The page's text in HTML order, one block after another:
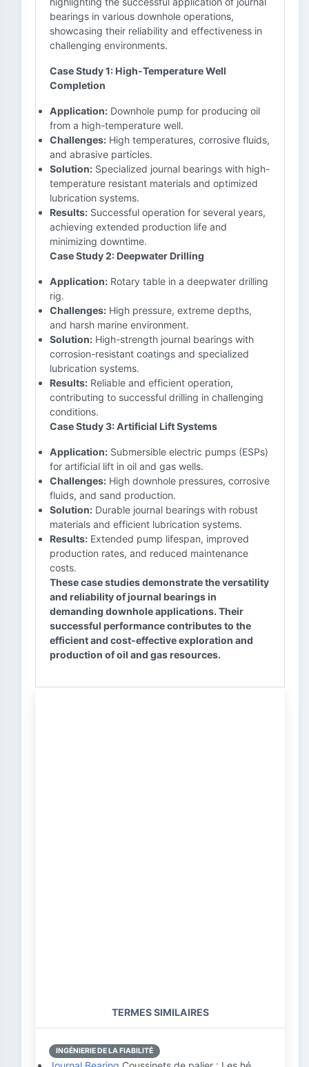
bearings in various downhole operations,
showcasing their reliability and effectiveness in
challenging environments.
Case Study 1: High-Temperature Well
Completion
Application: Downhole pump for producing oil
from a high-temperature well.
Challenges: High temperatures, corrosive fluids,
and abrasive particles.
Solution: Specialized journal bearings with high-
temperature resistant materials and optimized
lubrication systems.
Results: Successful operation for several years,
achieving extended production life and
minimizing downtime.
Case Study 2: Deepwater Drilling
Application: Rotary table in a deepwater drilling
rig.
Challenges: High pressure, extreme depths,
and harsh marine environment.
Solution: High-strength journal bearings with
corrosion-resistant coatings and specialized
lubrication systems.
Results: Reliable and efficient operation,
contributing to successful drilling in challenging
conditions.
Case Study 3: Artificial Lift Systems
Application: Submersible electric pumps (ESPs)
for artificial lift in oil and gas wells.
Challenges: High downhole pressures, corrosive
fluids, and sand production.
Solution: Durable journal bearings with robust
materials and efficient lubrication systems.
Results: Extended pump lifespan, improved
production rates, and reduced maintenance
costs.
These case studies demonstrate the versatility
and reliability of journal bearings in
demanding downhole applications. Their
successful performance contributes to the
efficient and cost-effective exploration and
production of oil and gas resources.
TERMES SIMILAIRES
INGÉNIERIE DE LA FIABILITÉ